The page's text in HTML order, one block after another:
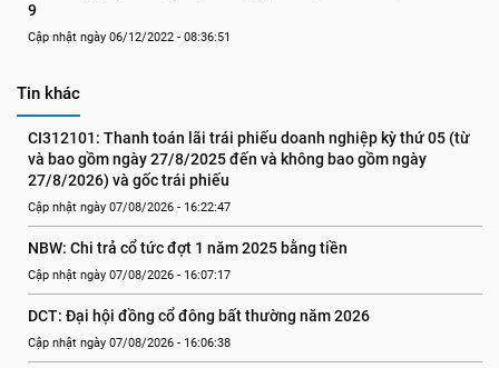
9
Cập nhật ngày 06/12/2022 - 08:36:51
Tin khác
CI312101: Thanh toán lãi trái phiếu doanh nghiệp kỳ thứ 05 (từ
và bao gồm ngày 27/8/2025 đến và không bao gồm ngày
27/8/2026) và gốc trái phiếu
Cập nhật ngày 07/08/2026 - 16:22:47
NBW: Chi trả cổ tức đợt 1 năm 2025 bằng tiền
Cập nhật ngày 07/08/2026 - 16:07:17
DCT: Đại hội đồng cổ đông bất thường năm 2026
Cập nhật ngày 07/08/2026 - 16:06:38